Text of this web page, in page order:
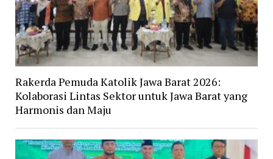
Rakerda Pemuda Katolik Jawa Barat 2026:
Kolaborasi Lintas Sektor untuk Jawa Barat yang
Harmonis dan Maju